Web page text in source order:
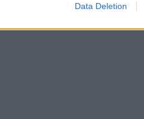
Data Deletion